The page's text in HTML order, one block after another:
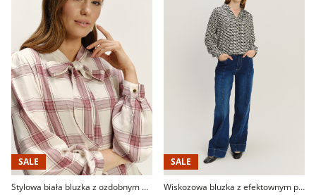
SALE
Stylowa biała bluzka z ozdobnym wiązaniem nadruk w kratę
SALE
Wiskozowa bluzka z efektownym printem